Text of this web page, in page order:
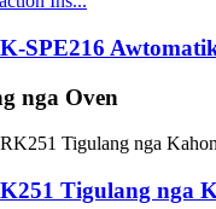
SPE216
nga Oven
Tigulang nga